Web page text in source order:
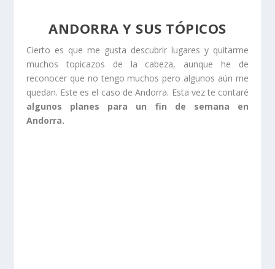
ANDORRA Y SUS TÓPICOS
Cierto es que me gusta descubrir lugares y quitarme
muchos topicazos de la cabeza, aunque he de
reconocer que no tengo muchos pero algunos aún me
quedan. Este es el caso de Andorra. Esta vez te contaré
algunos planes para un fin de semana en
Andorra.